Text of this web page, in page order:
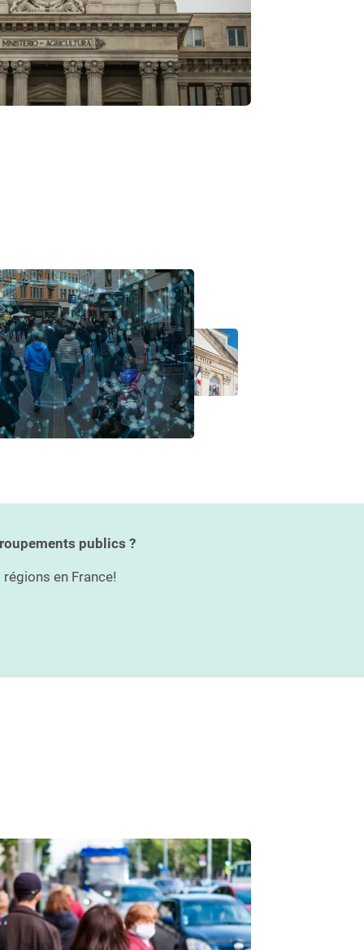
publics ?
en France!